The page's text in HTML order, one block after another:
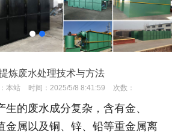
炼废水处理技术与方法
本站 时间： 2025/5/8 8:41:59 次数：
的废水成分复杂，含有金、
金属以及铜、锌、铅等重金属离